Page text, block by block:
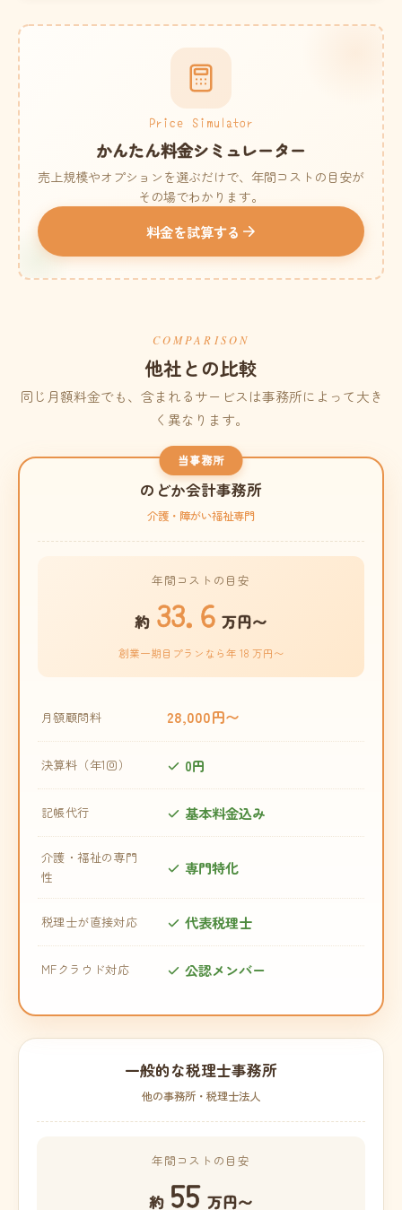
Price Simulator
かんたん料金シミュレーター
売上規模やオプションを選ぶだけで、年間コストの目安が
その場でわかります。
料金を試算する
COMPARISON
他社との比較
同じ月額料金でも、含まれるサービスは事務所によって大き
く異なります。
当事務所
のどか会計事務所
介護・障がい福祉専門
年間コストの目安
約 33.6 万円〜
創業一期目プランなら年 18 万円〜
月額顧問料 28,000円〜
決算料（年1回） 0円
記帳代行 基本料金込み
介護・福祉の専門
性
専門特化
税理士が直接対応 代表税理士
MFクラウド対応 公認メンバー
一般的な税理士事務所
他の事務所・税理士法人
年間コストの目安
約 55 万円〜